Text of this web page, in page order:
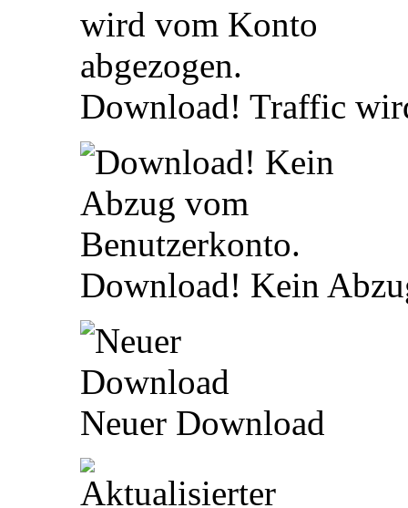
Download! Traffic
Download! Kein
Neuer Download